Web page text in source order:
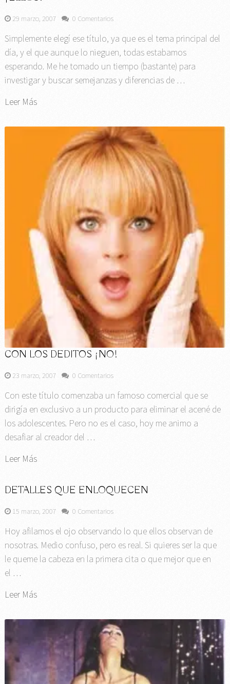
29 marzo, 2007 0 Comentarios
Simplemente elegí ese título, ya que es el tema principal del
día, y el que aunque lo nieguen, todas estabamos
esperando. Me he tomado un tiempo (bastante) para
investigar y buscar semejanzas y diferencias de …
Leer Más
CON LOS DEDITOS ¡NO!
23 marzo, 2007 0 Comentarios
Con este título comenzaba un famoso comercial que se
dirigía en exclusivo a un producto para eliminar el acené de
los adolescentes. Pero no es el caso, hoy me animo a
desafiar al creador del …
Leer Más
DETALLES QUE ENLOQUECEN
15 marzo, 2007 0 Comentarios
Hoy afilamos el ojo observando lo que ellos observan de
nosotras. Medio confuso, pero es real. Si quieres ser la que
le queme la cabeza en la primera cita o que mejor que en
el …
Leer Más